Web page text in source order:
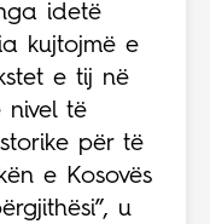
idetë
kujtojmë e
e tij në
nivel të
për të
e Kosovës
u